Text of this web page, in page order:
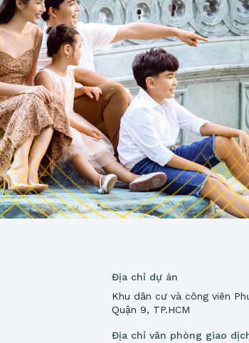
Địa chỉ dự án
Khu dân cư và công viên
Quận 9, TP.HCM
Địa chỉ văn phòng giao